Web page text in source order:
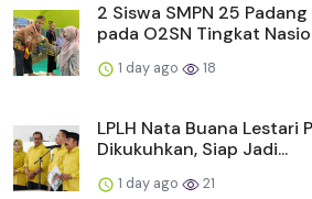
2 Siswa SMPN 25
pada O2SN Tingkat
1 day ago 18
LPLH Nata Buana Lestari
Dikukuhkan, Siap Jadi...
1 day ago 21